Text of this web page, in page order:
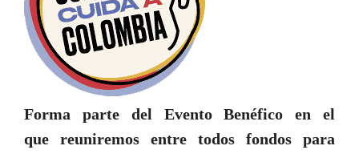
Forma parte del Evento Benéfico en el
que reuniremos entre todos fondos para